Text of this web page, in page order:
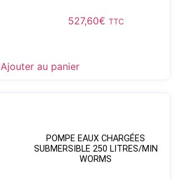
527,60€ TTC
Ajouter au panier
POMPE EAUX CHARGÉES
SUBMERSIBLE 250 LITRES/MIN
WORMS